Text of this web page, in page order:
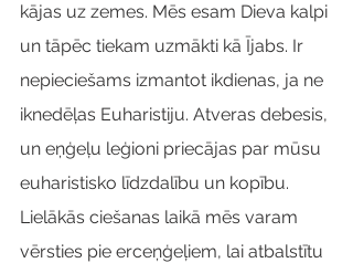
kājas uz zemes. Mēs esam Dieva kalpi
un tāpēc tiekam uzmākti kā Ījabs. Ir
nepieciešams izmantot ikdienas, ja ne
iknedēļas Euharistiju. Atveras debesis,
un eņģeļu leģioni priecājas par mūsu
euharistisko līdzdalību un kopību.
Lielākās ciešanas laikā mēs varam
vērsties pie erceņģeļiem, lai atbalstītu